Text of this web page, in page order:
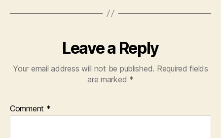
Leave a Reply
Your email address will not be published. Required fields
are marked *
Comment *